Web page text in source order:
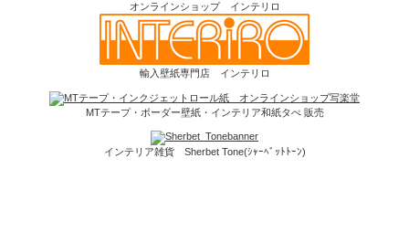
オンラインショップ インテリロ
輸入壁紙専門店 インテリロ
MTテープ・ボーダー壁紙・インテリア和紙タぺ 販売
インテリア雑貨 Sherbet Tone(ｼｬｰﾍﾞｯﾄﾄｰﾝ)